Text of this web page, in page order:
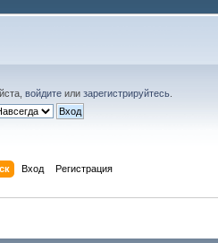
войдите илизарегистрируйтесь
Вход Регистрация